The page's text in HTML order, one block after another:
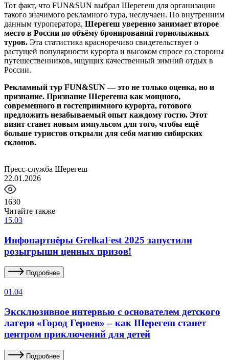
Тот факт, что FUN&SUN выбрал Шерегеш для организации
такого значимого рекламного тура, неслучаен. По внутренним
данным туроператора, Шерегеш уверенно занимает второе
место в России по объёму бронирований горнолыжных
туров. Эта статистика красноречиво свидетельствует о
растущей популярности курорта и высоком спросе со стороны
путешественников, ищущих качественный зимний отдых в
России.
Рекламный тур FUN&SUN — это не только оценка, но и
признание. Признание Шерегеша как мощного,
современного и гостеприимного курорта, готового
предложить незабываемый опыт каждому гостю. Этот
визит станет новым импульсом для того, чтобы ещё
больше туристов открыли для себя магию сибирских
склонов.
Пресс-служба Шерегеш
22.01.2026
1630
Читайте также
15.03
Инфопартнёры GrelkaFest 2025 запустили
розыгрыши ценных призов!
Подробнее
01.04
Эксклюзивное интервью с основателем детского
лагеря «Город Героев» – как Шерегеш станет
центром приключений для детей
Подробнее